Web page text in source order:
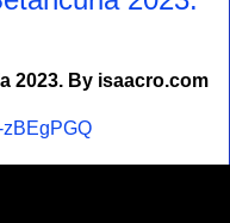
2023. By isaacro.com
zBEgPGQ